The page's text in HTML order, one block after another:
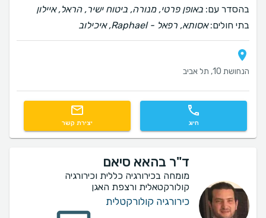
בהסדר עם: באופן פרטי, מנורה, ביטוח ישיר, הראל, איילון
בתי חולים:אסותא, רפאל - Raphael, איכילוב
הנחושת 10, תל אביב
חיוג יצירת קשר
ד"ר בהאא סיאם
מומחה בכירורגיה כללית וכירורגיה
קולורקטאלית ורצפת האגן
כירורגיה קולורקטלית